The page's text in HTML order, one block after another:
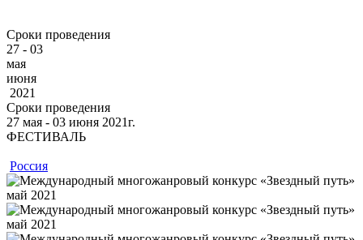
Сроки проведения
27 - 03
мая
июня
2021
Сроки проведения
27 мая ‐ 03 июня 2021г.
ФЕСТИВАЛЬ
Россия